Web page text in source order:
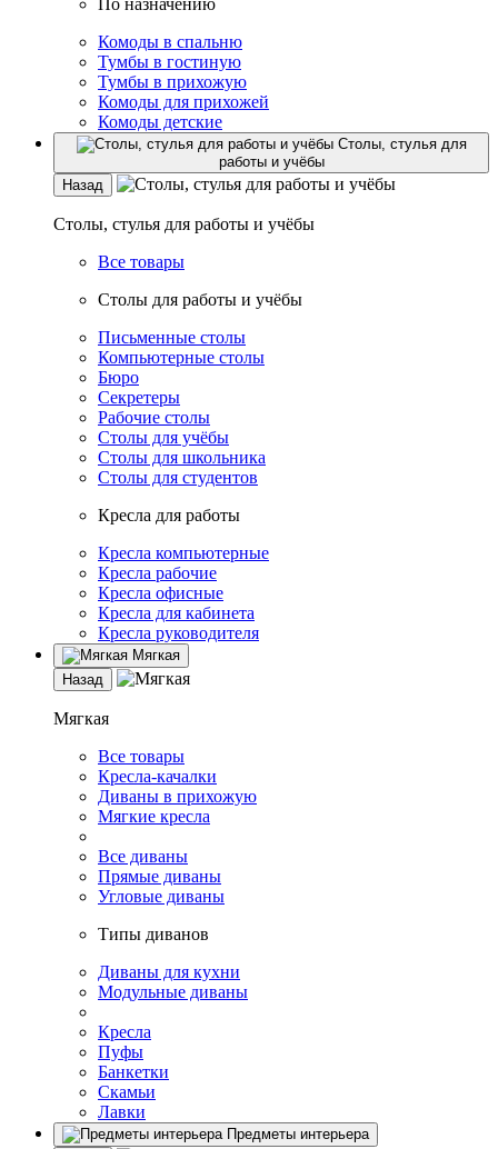
По назначению
Комоды в спальню
Тумбы в гостиную
Тумбы в прихожую
Комоды для прихожей
Комоды детские
Столы, стулья для
работы и учёбы
Назад
Столы, стулья для работы и учёбы
Все товары
Столы для работы и учёбы
Письменные столы
Компьютерные столы
Бюро
Секретеры
Рабочие столы
Столы для учёбы
Столы для школьника
Столы для студентов
Кресла для работы
Кресла компьютерные
Кресла рабочие
Кресла офисные
Кресла для кабинета
Кресла руководителя
Мягкая
Назад
Мягкая
Все товары
Кресла-качалки
Диваны в прихожую
Мягкие кресла
Все диваны
Прямые диваны
Угловые диваны
Типы диванов
Диваны для кухни
Модульные диваны
Кресла
Пуфы
Банкетки
Скамьи
Лавки
Предметы интерьера